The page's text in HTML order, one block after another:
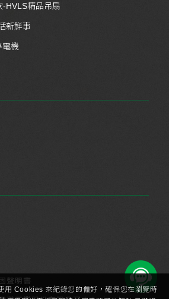
HVLS精品吊扇
新鮮事
電機
聲明書
用 Cookies 來紀錄您的偏好，確保您在瀏覽時